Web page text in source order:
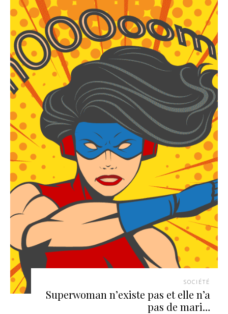
SOCIÉTÉ
Superwoman n’existe pas et elle n’a
pas de mari…